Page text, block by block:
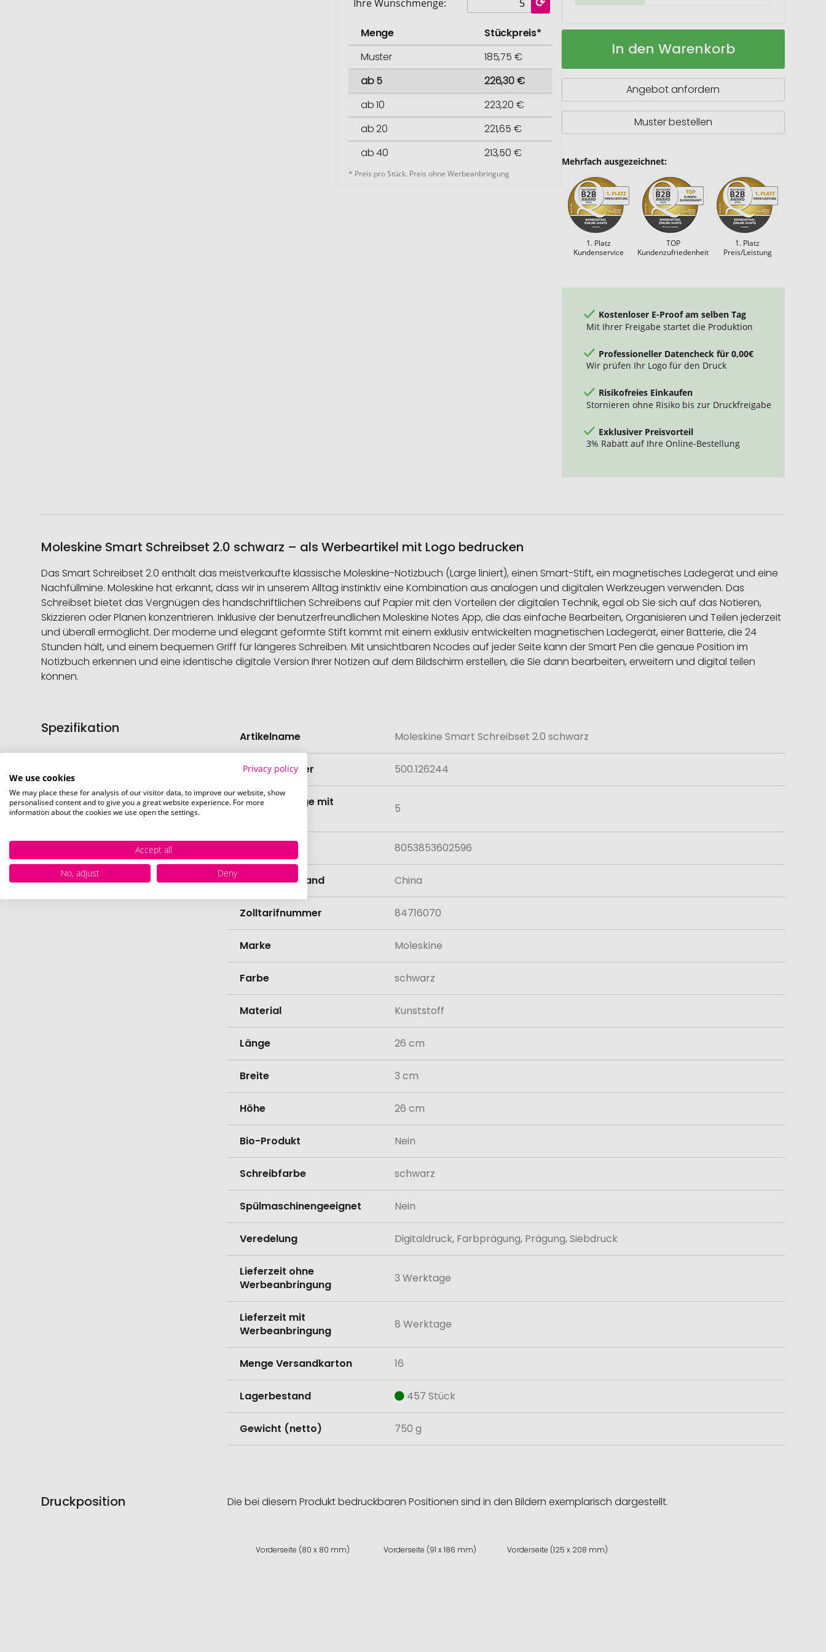
Ihre Wunschmenge:
Menge
Stückpreis*
Muster
185,75 €
ab 5
226,30 €
ab 10
223,20 €
ab 20
221,65 €
ab 40
213,50 €
* Preis pro Stück. Preis ohne Werbeanbringung
Moleskine
2.0
Auf
In den Warenkorb
Angebot anfordern
Muster bestellen
Mehrfach ausgezeichnet:
1. Platz
Kundenservice
TOP
Kundenzufriedenheit
1. Platz
Preis/Leistung
Kostenloser E-Proof am selben Tag
Mit Ihrer Freigabe startet die Produktion
Professioneller Datencheck für 0,00€
Wir prüfen Ihr Logo für den Druck
Risikofreies Einkaufen
Stornieren ohne Risiko bis zur Druckfreigabe
Exklusiver Preisvorteil
3% Rabatt auf Ihre Online-Bestellung
Moleskine Smart Schreibset 2.0 schwarz – als Werbeartikel mit Logo bedrucken
Das Smart Schreibset 2.0 enthält das meistverkaufte klassische Moleskine-Notizbuch (Large liniert), einen Smart-Stift, ein magnetisches Ladegerät und eine
Nachfüllmine. Moleskine hat erkannt, dass wir in unserem Alltag instinktiv eine Kombination aus analogen und digitalen Werkzeugen verwenden. Das
Schreibset bietet das Vergnügen des handschriftlichen Schreibens auf Papier mit den Vorteilen der digitalen Technik, egal ob Sie sich auf das Notieren,
Skizzieren oder Planen konzentrieren. Inklusive der benutzerfreundlichen Moleskine Notes App, die das einfache Bearbeiten, Organisieren und Teilen jederzeit
und überall ermöglicht. Der moderne und elegant geformte Stift kommt mit einem exklusiv entwickelten magnetischen Ladegerät, einer Batterie, die 24
Stunden hält, und einem bequemen Griff für längeres Schreiben. Mit unsichtbaren Ncodes auf jeder Seite kann der Smart Pen die genaue Position im
Notizbuch erkennen und eine identische digitale Version Ihrer Notizen auf dem Bildschirm erstellen, die Sie dann bearbeiten, erweitern und digital teilen
können.
Spezifikation
Informationen
Artikelname Moleskine Smart Schreibset 2.0 schwarz
Artikelnummer 500.126244
Mindestmenge mit
5
8053853602596
Herstellungsland China
Zolltarifnummer 84716070
Marke Moleskine
Farbe schwarz
Material Kunststoff
Länge 26 cm
Breite 3 cm
Höhe 26 cm
Bio-Produkt Nein
Schreibfarbe schwarz
Spülmaschinengeeignet Nein
Veredelung Digitaldruck, Farbprägung, Prägung, Siebdruck
Lieferzeit ohne
Werbeanbringung
3 Werktage
Lieferzeit mit
Werbeanbringung
8 Werktage
Menge Versandkarton 16
Lagerbestand 457 Stück
Gewicht (netto) 750 g
Druckposition Die bei diesem Produkt bedruckbaren Positionen sind in den Bildern exemplarisch dargestellt.
Vorderseite (80 x 80 mm) Vorderseite (91 x 186 mm) Vorderseite (125 x 208 mm)
Privacy policy
We use cookies
We may place these for analysis of our visitor data, to improve our website, show
personalised content and to give you a great website experience. For more
information about the cookies we use open the settings.
Accept all
No, adjust
Deny